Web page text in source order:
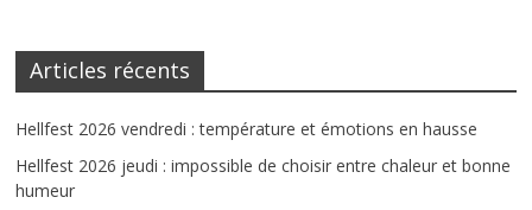
Articles récents
Hellfest 2026 vendredi : température et émotions en hausse
Hellfest 2026 jeudi : impossible de choisir entre chaleur et bonne
humeur